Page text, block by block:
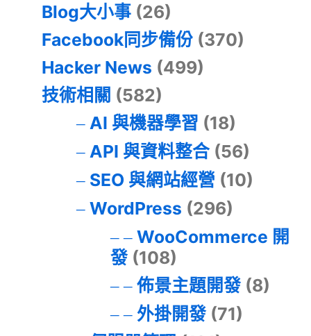
Blog大小事 (26)
Facebook同步備份 (370)
Hacker News (499)
技術相關 (582)
AI 與機器學習 (18)
API 與資料整合(56)
SEO 與網站經營 (10)
WordPress (296)
WooCommerce 開
發(108)
佈景主題開發(8)
外掛開發(71)